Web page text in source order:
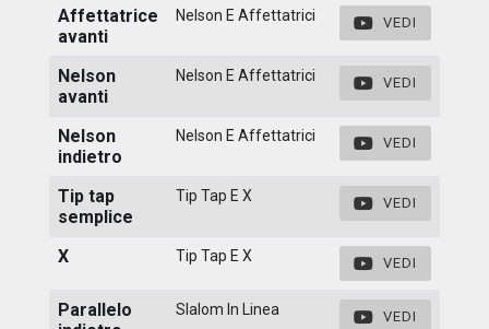
Affettatrice
avanti
Nelson E Affettatrici VEDI
Nelson
avanti
Nelson E Affettatrici VEDI
Nelson
indietro
Nelson E Affettatrici VEDI
Tip tap
semplice
Tip Tap E X VEDI
X Tip Tap E X VEDI
Parallelo
Slalom In Linea VEDI